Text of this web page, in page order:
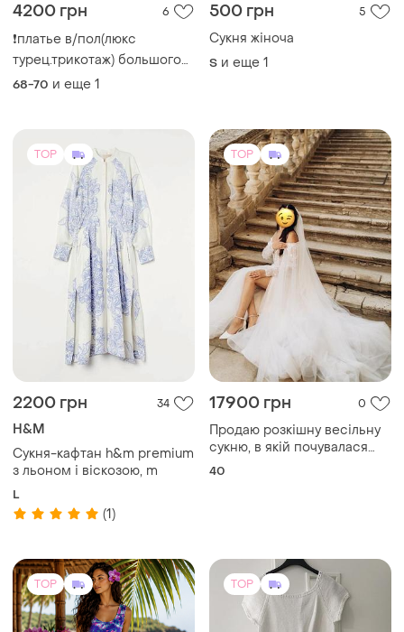
4200 грн 6
❗платье в/пол(люкс
турец.трикотаж) большого
размера
68-70 и еще 1
500 грн 5
Сукня жіноча
S и еще 1
TOP
2200 грн 34
H&M
Сукня-кафтан h&m premium
з льоном і віскозою, m
L
(1)
TOP
17900 грн 0
Продаю розкішну весільну
сукню, в якій почувалася
справжньою принцесою👑
40
TOP TOP